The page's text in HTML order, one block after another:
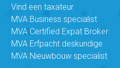
Vind een taxateur
MVA Business specialist
MVA Certified Expat Broker
MVA Erfpacht deskundige
MVA Nieuwbouw specialist